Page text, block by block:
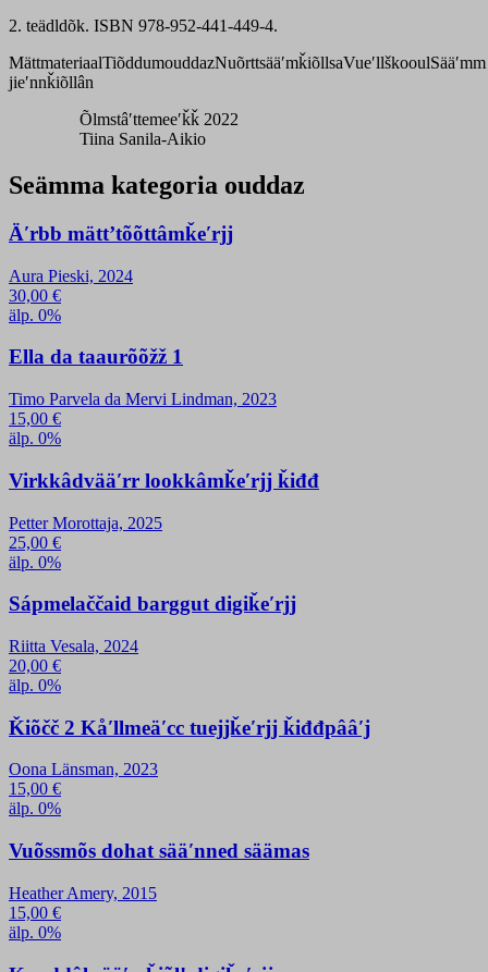
2. teädldõk. ISBN 978-952-441-449-4.
MättmateriaalTiõddumouddazNuõrttsääʹmǩiõllsaVueʹllškooulSääʹmm
jieʹnnǩiõllân
Õlmstâʹttemeeʹǩǩ 2022
Tiina Sanila-Aikio
Seämma kategoria ouddaz
Äʹrbb mättʼtõõttâmǩeʹrjj
Aura Pieski, 2024
30,00 €
älp. 0%
Ella da taaurõõžž 1
Timo Parvela da Mervi Lindman, 2023
15,00 €
älp. 0%
Virkkâdvääʹrr lookkâmǩeʹrjj ǩiđđ
Petter Morottaja, 2025
25,00 €
älp. 0%
Sápmelaččaid barggut digiǩeʹrjj
Riitta Vesala, 2024
20,00 €
älp. 0%
Ǩiõčč 2 Kåʹllmeäʹcc tuejjǩeʹrjj ǩiđđpââʹj
Oona Länsman, 2023
15,00 €
älp. 0%
Vuõssmõs dohat sääʹnned säämas
Heather Amery, 2015
15,00 €
älp. 0%